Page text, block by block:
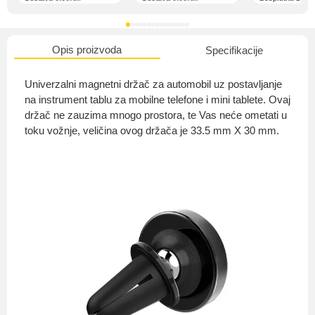
Opis proizvoda Specifikacije
Univerzalni magnetni držač za automobil uz postavljanje
na instrument tablu za mobilne telefone i mini tablete. Ovaj
držač ne zauzima mnogo prostora, te Vas neće ometati u
toku vožnje, veličina ovog držača je 33.5 mm X 30 mm.
O nama
Privatnost kupca
Uvjeti i odredbe